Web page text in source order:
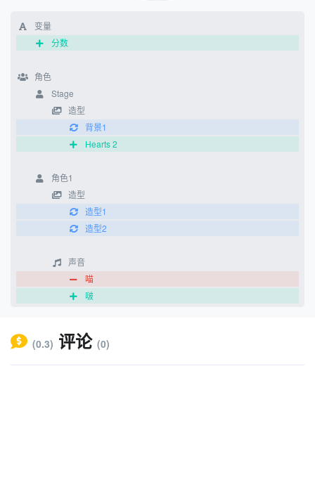
变量
分数
角色
Stage
造型
背景1
Hearts 2
角色1
造型
造型1
造型2
声音
喵
啵
当 绿旗 被点击
换成 造型1 造型
(0.3) 评论 (0)